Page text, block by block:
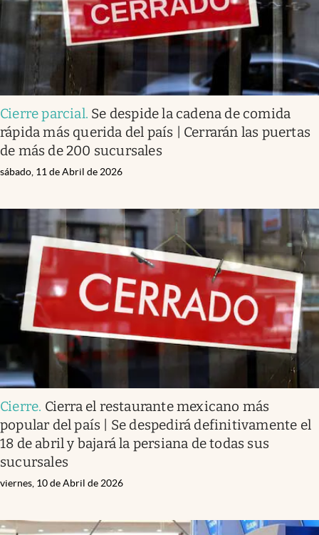
Cierre parcial. Se despide la cadena de comida
rápida más querida del país | Cerrarán las puertas
de más de 200 sucursales
sábado, 11 de Abril de 2026
Cierre. Cierra el restaurante mexicano más
popular del país | Se despedirá definitivamente el
18 de abril y bajará la persiana de todas sus
sucursales
viernes, 10 de Abril de 2026